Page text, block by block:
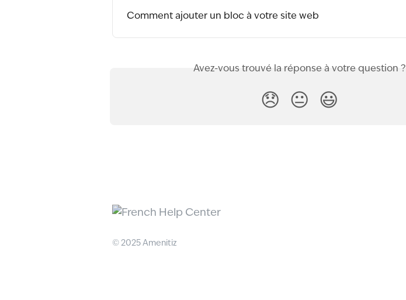
Comment ajouter un bloc à votre site web
Avez-vous trouvé la réponse à votre question ?
😞 😐 😃
© 2025 Amenitiz